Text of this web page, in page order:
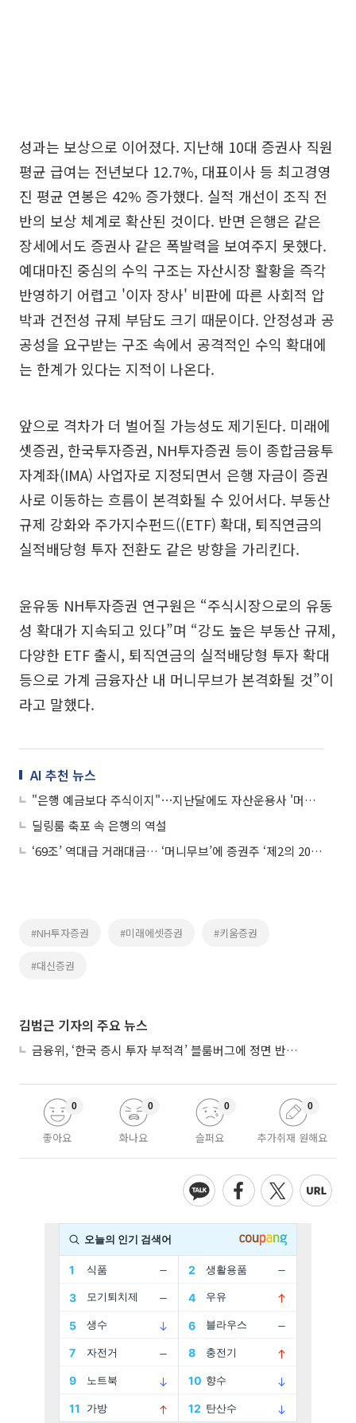
성과는 보상으로 이어졌다. 지난해 10대 증권사 직원
평균 급여는 전년보다 12.7%, 대표이사 등 최고경영
진 평균 연봉은 42% 증가했다. 실적 개선이 조직 전
반의 보상 체계로 확산된 것이다. 반면 은행은 같은
장세에서도 증권사 같은 폭발력을 보여주지 못했다.
예대마진 중심의 수익 구조는 자산시장 활황을 즉각
반영하기 어렵고 '이자 장사' 비판에 따른 사회적 압
박과 건전성 규제 부담도 크기 때문이다. 안정성과 공
공성을 요구받는 구조 속에서 공격적인 수익 확대에
는 한계가 있다는 지적이 나온다.
앞으로 격차가 더 벌어질 가능성도 제기된다. 미래에
셋증권, 한국투자증권, NH투자증권 등이 종합금융투
자계좌(IMA) 사업자로 지정되면서 은행 자금이 증권
사로 이동하는 흐름이 본격화될 수 있어서다. 부동산
규제 강화와 주가지수펀드((ETF) 확대, 퇴직연금의
실적배당형 투자 전환도 같은 방향을 가리킨다.
윤유동 NH투자증권 연구원은 “주식시장으로의 유동
성 확대가 지속되고 있다”며 “강도 높은 부동산 규제,
다양한 ETF 출시, 퇴직연금의 실적배당형 투자 확대
등으로 가계 금융자산 내 머니무브가 본격화될 것”이
라고 말했다.
AI 추천 뉴스
"은행 예금보다 주식이지"⋯지난달에도 자산운용사 '머니무브' 가속
딜링룸 축포 속 은행의 역설
‘69조’ 역대급 거래대금… ‘머니무브’에 증권주 ‘제2의 2007년’ 오나
#NH투자증권 #미래에셋증권 #키움증권
#대신증권
김범근 기자의 주요 뉴스
금융위, ‘한국 증시 투자 부적격’ 블룸버그에 정면 반박…“근거 불분명”
좋아요
0
화나요
0
슬퍼요
0
추가취재 원해요
0